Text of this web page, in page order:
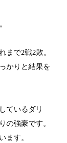
まで2戦2敗。
かりと結果を
ているダリ
の強豪です。
ます。